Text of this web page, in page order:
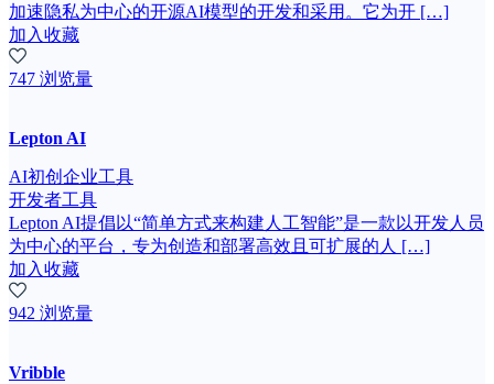
加速隐私为中心的开源AI模型的开发和采用。它为开 […]
加入收藏
747 浏览量
Lepton AI
AI初创企业工具
开发者工具
Lepton AI提倡以“简单方式来构建人工智能”是一款以开发人员
为中心的平台，专为创造和部署高效且可扩展的人 […]
加入收藏
942 浏览量
Vribble